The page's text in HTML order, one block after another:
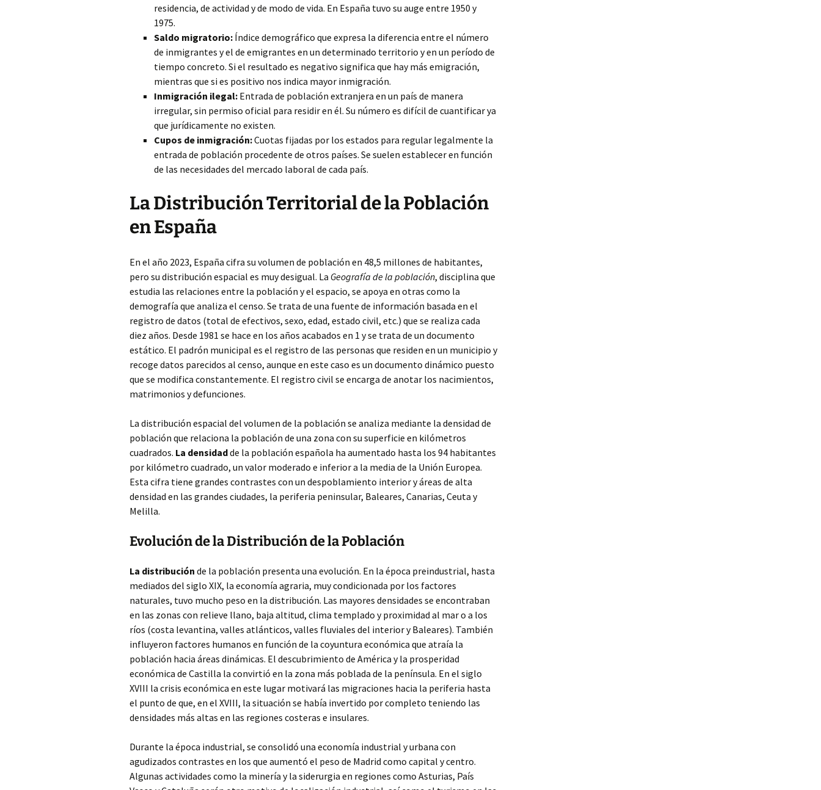
residencia, de actividad y de modo de vida. En España tuvo su auge entre 1950 y
1975.
Saldo migratorio: Índice demográfico que expresa la diferencia entre el número
de inmigrantes y el de emigrantes en un determinado territorio y en un período de
tiempo concreto. Si el resultado es negativo significa que hay más emigración,
mientras que si es positivo nos indica mayor inmigración.
Inmigración ilegal: Entrada de población extranjera en un país de manera
irregular, sin permiso oficial para residir en él. Su número es difícil de cuantificar ya
que jurídicamente no existen.
Cupos de inmigración:Cuotas fijadas por los estados para regular legalmente la
entrada de población procedente de otros países. Se suelen establecer en función
de las necesidades del mercado laboral de cada país.
La Distribución Territorial de la Población
en España
En el año 2023, España cifra su volumen de población en 48,5 millones de habitantes,
pero su distribución espacial es muy desigual. La Geografía de la población, disciplina que
estudia las relaciones entre la población y el espacio, se apoya en otras como la
demografía que analiza el censo. Se trata de una fuente de información basada en el
registro de datos (total de efectivos, sexo, edad, estado civil, etc.) que se realiza cada
diez años. Desde 1981 se hace en los años acabados en 1 y se trata de un documento
estático. El padrón municipal es el registro de las personas que residen en un municipio y
recoge datos parecidos al censo, aunque en este caso es un documento dinámico puesto
que se modifica constantemente. El registro civil se encarga de anotar los nacimientos,
matrimonios y defunciones.
La distribución espacial del volumen de la población se analiza mediante la densidad de
población que relaciona la población de una zona con su superficie en kilómetros
cuadrados. La densidadde la población española ha aumentado hasta los 94 habitantes
por kilómetro cuadrado, un valor moderado e inferior a la media de la Unión Europea.
Esta cifra tiene grandes contrastes con un despoblamiento interior y áreas de alta
densidad en las grandes ciudades, la periferia peninsular, Baleares, Canarias, Ceuta y
Melilla.
Evolución de la Distribución de la Población
La distribución de la población presenta una evolución. En la época preindustrial, hasta
mediados del siglo XIX, la economía agraria, muy condicionada por los factores
naturales, tuvo mucho peso en la distribución. Las mayores densidades se encontraban
en las zonas con relieve llano, baja altitud, clima templado y proximidad al mar o a los
ríos (costa levantina, valles atlánticos, valles fluviales del interior y Baleares). También
influyeron factores humanos en función de la coyuntura económica que atraía la
población hacia áreas dinámicas. El descubrimiento de América y la prosperidad
económica de Castilla la convirtió en la zona más poblada de la península. En el siglo
XVIII la crisis económica en este lugar motivará las migraciones hacia la periferia hasta
el punto de que, en el XVIII, la situación se había invertido por completo teniendo las
densidades más altas en las regiones costeras e insulares.
Durante la época industrial, se consolidó una economía industrial y urbana con
agudizados contrastes en los que aumentó el peso de Madrid como capital y centro.
Algunas actividades como la minería y la siderurgia en regiones como Asturias, País